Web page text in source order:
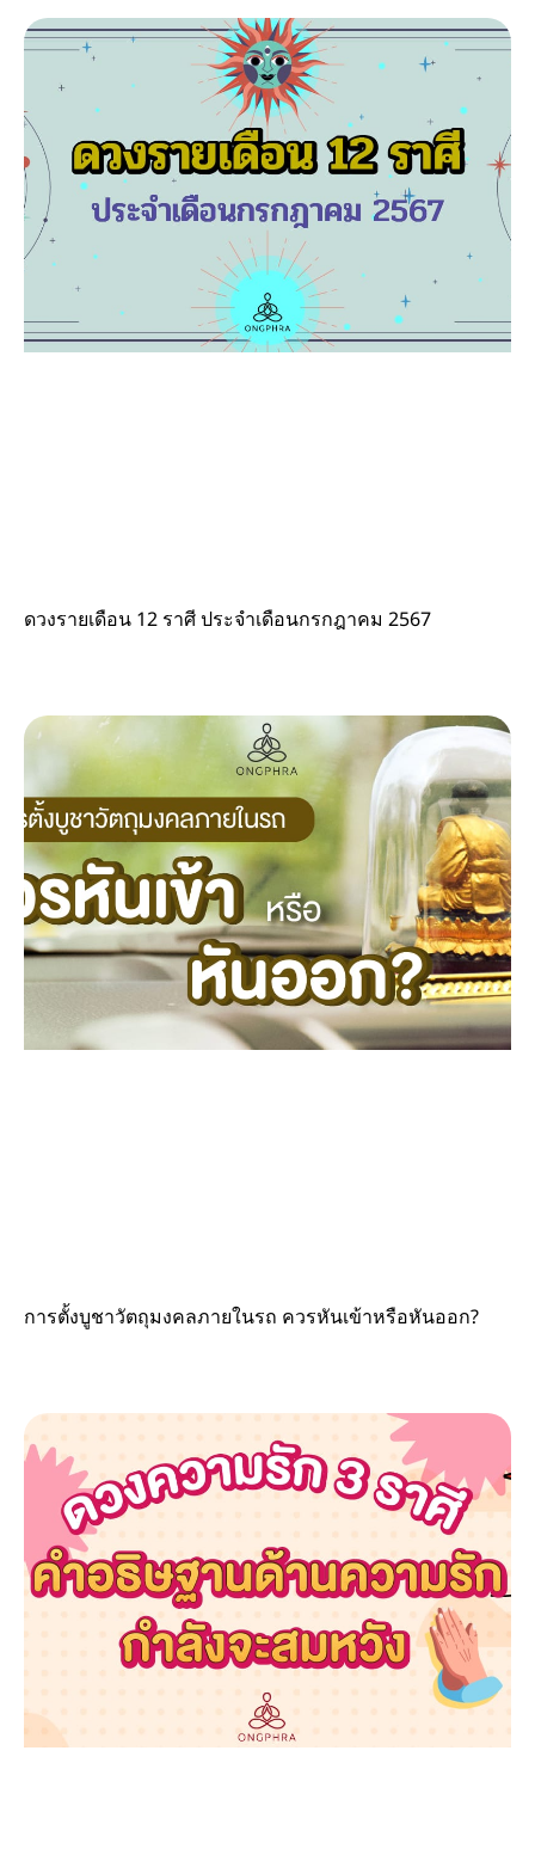
ดวงรายเดือน 12 ราศี ประจำเดือนกรกฎาคม 2567
การตั้งบูชาวัตถุมงคลภายในรถ ควรหันเข้าหรือหันออก?